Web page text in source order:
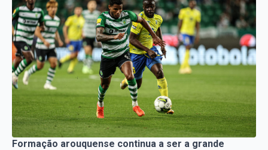
Formação arouquense continua a ser a grande